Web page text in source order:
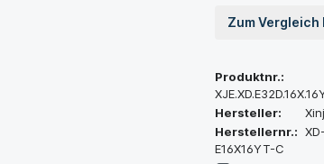
Zum Vergleich
Produktnr.:
Hersteller:
Herstellernr.: XD-
E16X16YT-C